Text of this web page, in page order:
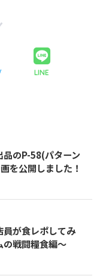
LINE
品のP-58(パターン
を公開しました！
員が食レポしてみ
の戦闘糧食編〜